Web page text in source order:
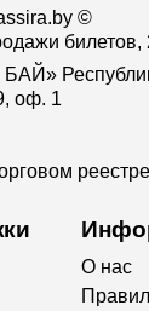
©
оф. 1
О нас